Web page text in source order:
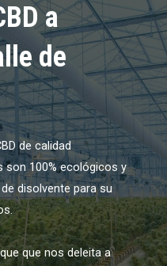
a
de
de calidad
son 100% ecológicos y
disolvente para su
que nos deleita a